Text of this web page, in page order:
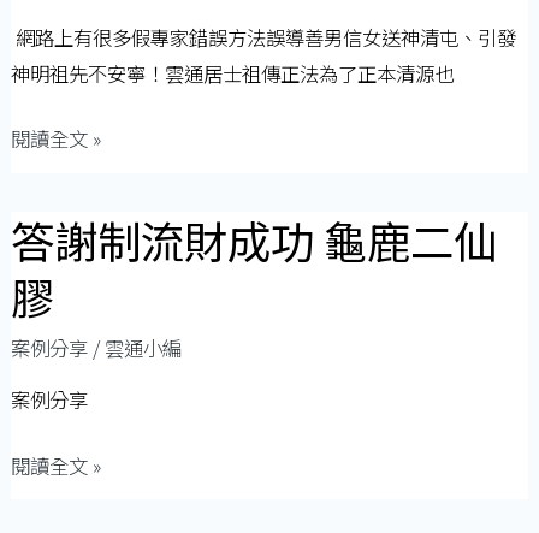
網路上有很多假專家錯誤方法誤導善男信女送神清屯、引發
神明祖先不安寧！雲通居士祖傳正法為了正本清源也
閱讀全文 »
答謝制流財成功 龜鹿二仙
膠
案例分享/雲通小編
案例分享
答
謝
制
流
成
龜
閱讀全文 »